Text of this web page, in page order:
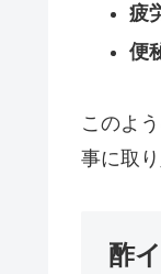
疲
便
このよ
事に取
酢